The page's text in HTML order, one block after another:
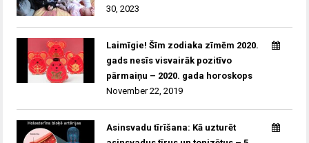
30, 2023
Laimīgie! Šīm zodiaka zīmēm 2020.
gads nesīs visvairāk pozitīvo
pārmaiņu – 2020. gada horoskops
November 22, 2019
Asinsvadu tīrīšana: Kā uzturēt